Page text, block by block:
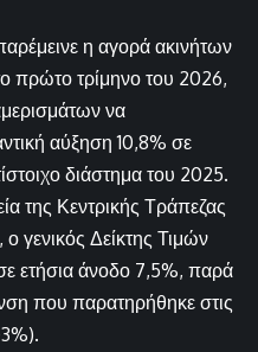
η αγορά ακινήτων
πρώτο τρίμηνο του 2026,
να
αύξηση 10,8% σε
διάστημα του 2025.
της Κεντρικής Τράπεζας
γενικός Δείκτης Τιμών
ετήσια άνοδο 7,5%, παρά
που παρατηρήθηκε στις